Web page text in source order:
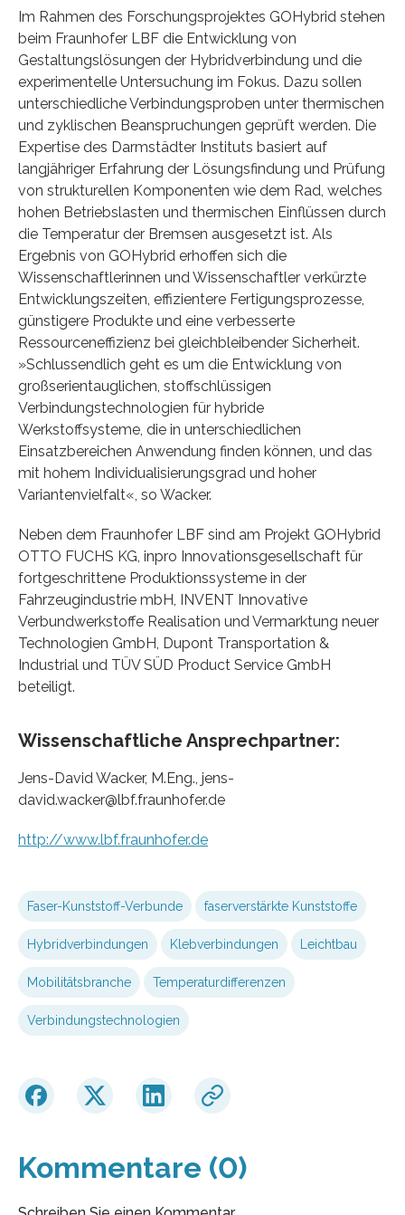
Im Rahmen des Forschungsprojektes GOHybrid stehen
beim Fraunhofer LBF die Entwicklung von
Gestaltungslösungen der Hybridverbindung und die
experimentelle Untersuchung im Fokus. Dazu sollen
unterschiedliche Verbindungsproben unter thermischen
und zyklischen Beanspruchungen geprüft werden. Die
Expertise des Darmstädter Instituts basiert auf
langjähriger Erfahrung der Lösungsfindung und Prüfung
von strukturellen Komponenten wie dem Rad, welches
hohen Betriebslasten und thermischen Einflüssen durch
die Temperatur der Bremsen ausgesetzt ist. Als
Ergebnis von GOHybrid erhoffen sich die
Wissenschaftlerinnen und Wissenschaftler verkürzte
Entwicklungszeiten, effizientere Fertigungsprozesse,
günstigere Produkte und eine verbesserte
Ressourceneffizienz bei gleichbleibender Sicherheit.
»Schlussendlich geht es um die Entwicklung von
großserientauglichen, stoffschlüssigen
Verbindungstechnologien für hybride
Werkstoffsysteme, die in unterschiedlichen
Einsatzbereichen Anwendung finden können, und das
mit hohem Individualisierungsgrad und hoher
Variantenvielfalt«, so Wacker.
Neben dem Fraunhofer LBF sind am Projekt GOHybrid
OTTO FUCHS KG, inpro Innovationsgesellschaft für
fortgeschrittene Produktionssysteme in der
Fahrzeugindustrie mbH, INVENT Innovative
Verbundwerkstoffe Realisation und Vermarktung neuer
Technologien GmbH, Dupont Transportation &
Industrial und TÜV SÜD Product Service GmbH
beteiligt.
Wissenschaftliche Ansprechpartner:
Jens-David Wacker, M.Eng., jens-
david.wacker@lbf.fraunhofer.de
http://www.lbf.fraunhofer.de
Faser-Kunststoff-Verbunde faserverstärkte Kunststoffe
Hybridverbindungen Klebverbindungen Leichtbau
Mobilitätsbranche Temperaturdifferenzen
Verbindungstechnologien
Kommentare (0)